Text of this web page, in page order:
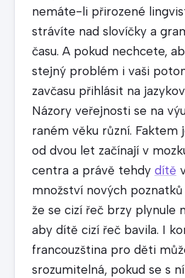
nemáte-li přirozené
strávíte nad slovíčky a
času. A pokud nechcete,
stejný problém i vaši
zavčasu přihlásit na
Názory veřejnosti se na
raném věku různí. Faktem
od dvou let začínají v
centra a právě tehdy dítě
množství nových
že se cizí řeč brzy plynule
aby dítě cizí řeč bavila. I
francouzština pro děti
srozumitelná, pokud se s